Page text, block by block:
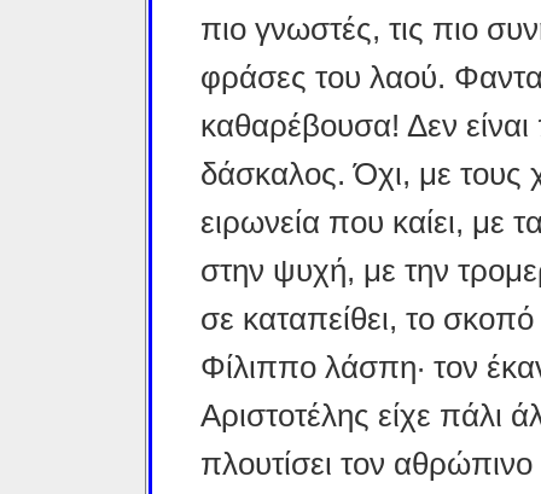
πιο γνωστές, τις πιο
φράσες του λαού.
καθαρέβουσα! Δεν είναι
δάσκαλος. Όχι, με τους
ειρωνεία που καίει, με
στην ψυχή, με την
σε καταπείθει, το
Φίλιππο λάσπη· τον
Αριστοτέλης είχε πάλι
πλουτίσει τον